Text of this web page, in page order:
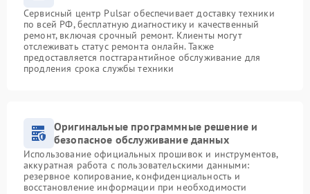
Сервисный центр Pulsar обеспечивает доставку техники
по всей РФ, бесплатную диагностику и качественный
ремонт, включая срочный ремонт. Клиенты могут
отслеживать статус ремонта онлайн. Также
предоставляется постгарантийное обслуживание для
продления срока службы техники
Оригинальные программные решение и
безопасное обслуживание данных
Использование официальных прошивок и инструментов,
аккуратная работа с пользовательскими данными:
резервное копирование, конфиденциальность и
восстановление информации при необходимости